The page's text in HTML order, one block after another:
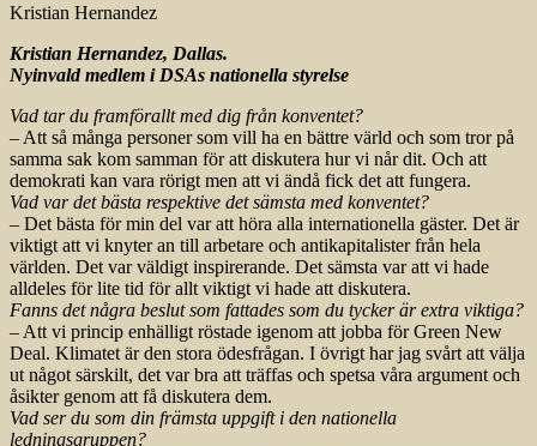
Kristian Hernandez
Kristian Hernandez, Dallas.
Nyinvald medlem i DSAs nationella styrelse
Vad tar du framförallt med dig från konventet?
– Att så många personer som vill ha en bättre värld och som tror på
samma sak kom samman för att diskutera hur vi når dit. Och att
demokrati kan vara rörigt men att vi ändå fick det att fungera.
Vad var det bästa respektive det sämsta med konventet?
– Det bästa för min del var att höra alla internationella gäster. Det är
viktigt att vi knyter an till arbetare och antikapitalister från hela
världen. Det var väldigt inspirerande. Det sämsta var att vi hade
alldeles för lite tid för allt viktigt vi hade att diskutera.
Fanns det några beslut som fattades som du tycker är extra viktiga?
– Att vi princip enhälligt röstade igenom att jobba för Green New
Deal. Klimatet är den stora ödesfrågan. I övrigt har jag svårt att välja
ut något särskilt, det var bra att träffas och spetsa våra argument och
åsikter genom att få diskutera dem.
Vad ser du som din främsta uppgift i den nationella
ledningsgruppen?